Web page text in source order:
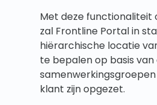
Met deze functionaliteit
zal Frontline Portal in
hiërarchische locatie
te bepalen op basis van
klant zijn opgezet.